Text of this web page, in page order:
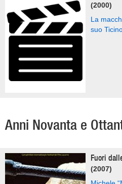
(2000)
La
suo
Anni Novanta e
Fuori
(2007)